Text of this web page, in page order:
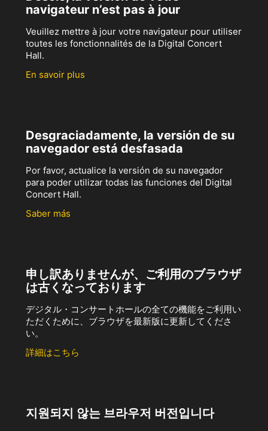
navigateur n’est pas à jour
Veuillez mettre à jour votre navigateur pour utiliser
toutes les fonctionnalités de la Digital Concert
Hall.
En savoir plus
Desgraciadamente, la versión de su
navegador está desfasada
Por favor, actualice la versión de su navegador
para poder utilizar todas las funciones del Digital
Concert Hall.
Saber más
申し訳ありませんが、ご利用のブラウザ
は古くなっております
デジタル・コンサートホールの全ての機能をご利用い
ただくために、ブラウザを最新版に更新してくださ
い。
詳細はこちら
지원되지 않는 브라우저 버전입니다